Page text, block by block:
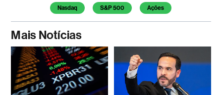
Nasdaq S&P 500 Ações
Mais Notícias